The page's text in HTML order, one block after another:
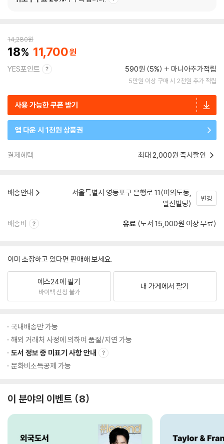
14,280원
18 11,700
YES포인트 590원 (5%) 마니아추가적립
5만원 이상 구매 시 2천원 추가 적립
사용 가능한 쿠폰 받기
앱 다운 시 1천원 상품권
결제혜택 최대 2,000원 즉시할인
배송안내
서울특별시 영등포구 은행로 11(여의도동,
일신빌딩)
변경
배송비 유료 (도서 15,000원 이상 무료)
이미 소장하고 있다면 판매해 보세요.
예스24에 팔기
바이백 신청 불가
내 가게에서 팔기
국내배송만 가능
해외 거래처 사정에 의하여 품절/지연 가능
도서 정보 중 미표기 사항 안내
문화비소득공제 가능
이 분야의 이벤트 8